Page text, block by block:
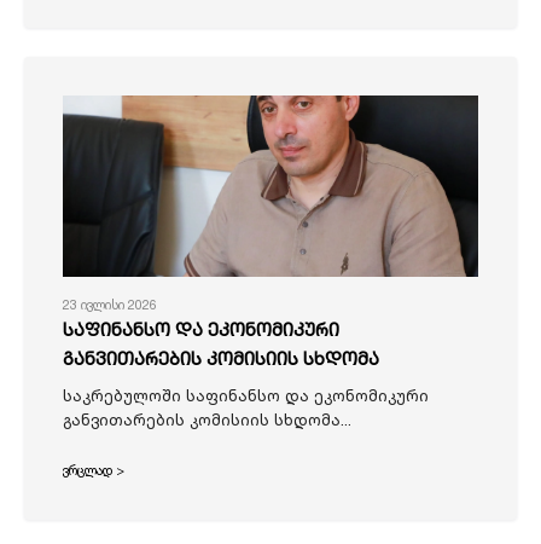
23 ივლისი 2026
საფინანსო და ეკონომიკური
განვითარების კომისიის სხდომა
საკრებულოში საფინანსო და ეკონომიკური
განვითარების კომისიის სხდომა...
ვრცლად >